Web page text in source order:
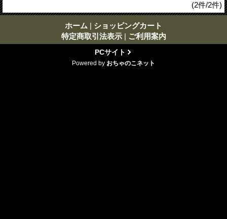
(2件/2件)
ホーム | ショッピングカート
特定商取引法表示 | ご利用案内
PCサイト
Powered by おちゃのこネット